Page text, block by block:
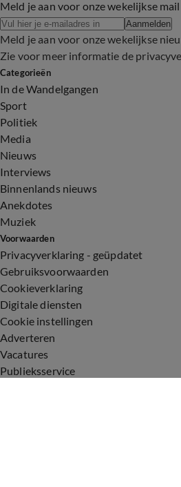
Meld je aan voor onze wekelijkse
Aanmelden
Meld je aan voor onze wekelijkse
Zie voor meer informatie de
Categorieën
In de Wandelgangen
Sport
Politiek
Media
Nieuws
Interviews
Binnenlands nieuws
Anekdotes
Muziek
Voorwaarden
Privacyverklaring - geüpdatet
Gebruiksvoorwaarden
Cookieverklaring
Digitale diensten
Cookie instellingen
Adverteren
Vacatures
Publieksservice